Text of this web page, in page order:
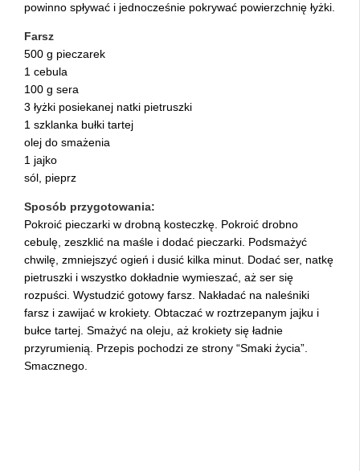
powinno spływać i jednocześnie pokrywać powierzchnię łyżki.
Farsz
500 g pieczarek
1 cebula
100 g sera
3 łyżki posiekanej natki pietruszki
1 szklanka bułki tartej
olej do smażenia
1 jajko
sól, pieprz
Sposób przygotowania:
Pokroić pieczarki w drobną kosteczkę. Pokroić drobno
cebulę, zeszklić na maśle i dodać pieczarki. Podsmażyć
chwilę, zmniejszyć ogień i dusić kilka minut. Dodać ser, natkę
pietruszki i wszystko dokładnie wymieszać, aż ser się
rozpuści. Wystudzić gotowy farsz. Nakładać na naleśniki
farsz i zawijać w krokiety. Obtaczać w roztrzepanym jajku i
bułce tartej. Smażyć na oleju, aż krokiety się ładnie
przyrumienią. Przepis pochodzi ze strony “Smaki życia”.
Smacznego.